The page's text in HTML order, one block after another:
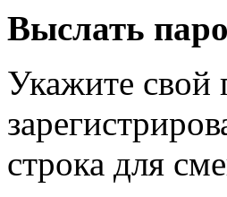
Выслать
Укажите
строка для